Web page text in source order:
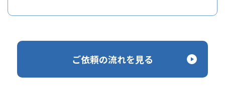
ご依頼の流れを見る